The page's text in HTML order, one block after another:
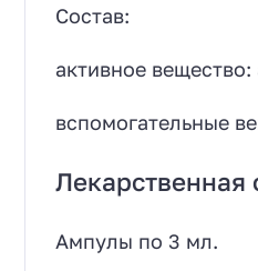
Состав:
активное
вспомогательные
Лекарственная
Ампулы по 3 мл.